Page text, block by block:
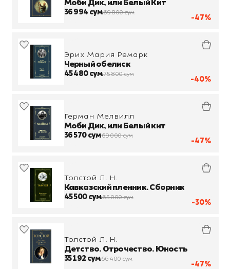
-47%
Моби Дик, или Белый Кит
36 994 сум69 800 сум
-40%
Эрих Мария Ремарк
Черный обелиск
45 480 сум75 800 сум
-47%
Герман Мелвилл
Моби Дик, или Белый кит
36 570 сум69 000 сум
-30%
Толстой Л. Н.
Кавказский пленник. Сборник
45 500 сум65 000 сум
-47%
Толстой Л. Н.
Детство. Отрочество. Юность
35 192 сум66 400 сум